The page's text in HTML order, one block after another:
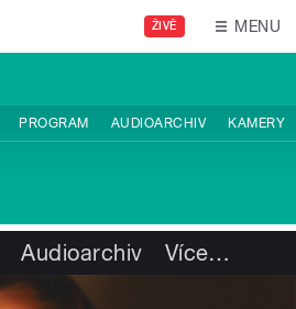
ŽIVĚ MENU
PROGRAM AUDIOARCHIV KAMERY
Audioarchiv Více…